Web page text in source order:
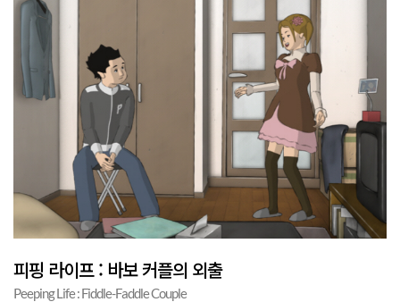
피핑 라이프 : 바보 커플의 외출
Peeping Life : Fiddle-Faddle Couple